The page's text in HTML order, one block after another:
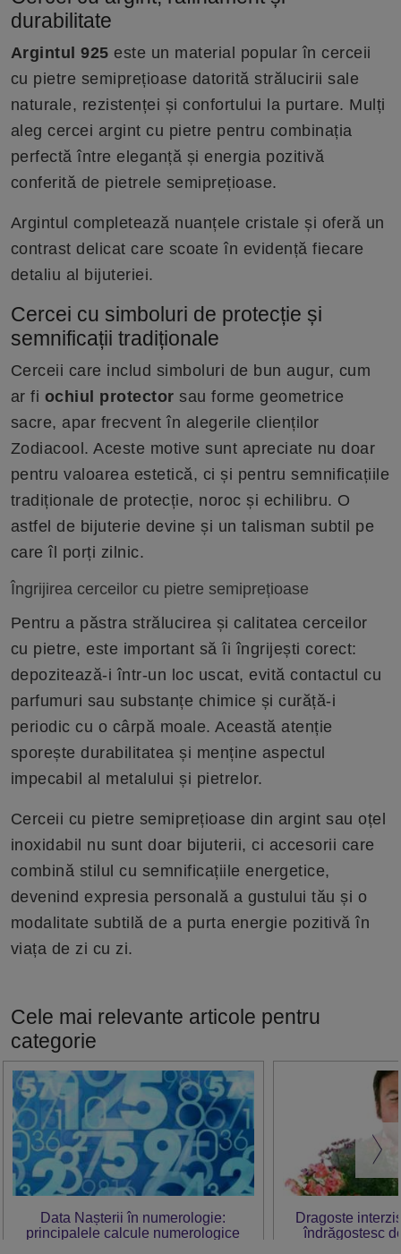
durabilitate
Argintul 925 este un material popular în cerceii
cu pietre semiprețioase datorită strălucirii sale
naturale, rezistenței și confortului la purtare. Mulți
aleg cercei argint cu pietre pentru combinația
perfectă între eleganță și energia pozitivă
conferită de pietrele semiprețioase.
Argintul completează nuanțele cristale și oferă un
contrast delicat care scoate în evidență fiecare
detaliu al bijuteriei.
Cercei cu simboluri de protecție și
semnificații tradiționale
Cerceii care includ simboluri de bun augur, cum
ar fi ochiul protector sau forme geometrice
sacre, apar frecvent în alegerile clienților
Zodiacool. Aceste motive sunt apreciate nu doar
pentru valoarea estetică, ci și pentru semnificațiile
tradiționale de protecție, noroc și echilibru. O
astfel de bijuterie devine și un talisman subtil pe
care îl porți zilnic.
Îngrijirea cerceilor cu pietre semiprețioase
Pentru a păstra strălucirea și calitatea cerceilor
cu pietre, este important să îi îngrijești corect:
depozitează-i într-un loc uscat, evită contactul cu
parfumuri sau substanțe chimice și curăță-i
periodic cu o cârpă moale. Această atenție
sporește durabilitatea și menține aspectul
impecabil al metalului și pietrelor.
Cerceii cu pietre semiprețioase din argint sau oțel
inoxidabil nu sunt doar bijuterii, ci accesorii care
combină stilul cu semnificațiile energetice,
devenind expresia personală a gustului tău și o
modalitate subtilă de a purta energie pozitivă în
viața de zi cu zi.
Cele mai relevante articole pentru
categorie
Data Nașterii în numerologie:
principalele calcule numerologice
Dragoste
îndrăgostesc